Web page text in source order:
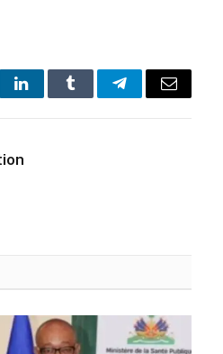
LinkedInTumblrTelegramEmail